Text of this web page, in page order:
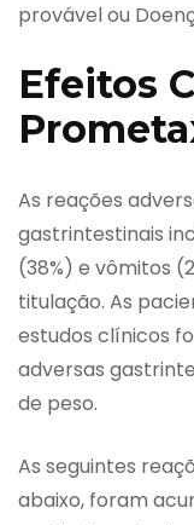
provável ou
Efeitos
As reações
gastrintestinais
(38%) e vômitos
titulação. As
estudos clínicos
adversas
de peso.
As seguintes
abaixo, foram